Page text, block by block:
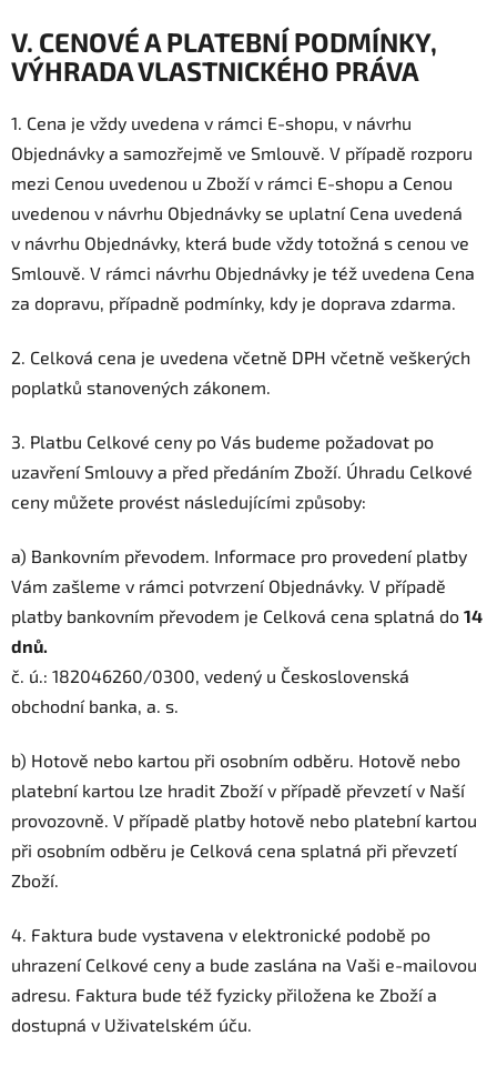
V. CENOVÉ A PLATEBNÍ PODMÍNKY,
VÝHRADA VLASTNICKÉHO PRÁVA
1. Cena je vždy uvedena v rámci E-shopu, v návrhu
Objednávky a samozřejmě ve Smlouvě. V případě rozporu
mezi Cenou uvedenou u Zboží v rámci E-shopu a Cenou
uvedenou v návrhu Objednávky se uplatní Cena uvedená
v návrhu Objednávky, která bude vždy totožná s cenou ve
Smlouvě. V rámci návrhu Objednávky je též uvedena Cena
za dopravu, případně podmínky, kdy je doprava zdarma.
2. Celková cena je uvedena včetně DPH včetně veškerých
poplatků stanovených zákonem.
3. Platbu Celkové ceny po Vás budeme požadovat po
uzavření Smlouvy a před předáním Zboží. Úhradu Celkové
ceny můžete provést následujícími způsoby:
a) Bankovním převodem. Informace pro provedení platby
Vám zašleme v rámci potvrzení Objednávky. V případě
platby bankovním převodem je Celková cena splatná do 14
dnů.
č. ú.: 182046260/0300, vedený u Československá
obchodní banka, a. s.
b) Hotově nebo kartou při osobním odběru. Hotově nebo
platební kartou lze hradit Zboží v případě převzetí v Naší
provozovně. V případě platby hotově nebo platební kartou
při osobním odběru je Celková cena splatná při převzetí
Zboží.
4. Faktura bude vystavena v elektronické podobě po
uhrazení Celkové ceny a bude zaslána na Vaši e-mailovou
adresu. Faktura bude též fyzicky přiložena ke Zboží a
dostupná v Uživatelském úču.